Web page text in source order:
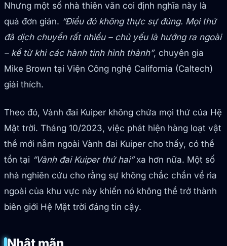
Nhưng một số nhà thiên văn coi định nghĩa này là
quá đơn giản. “Điều đó không thực sự đúng. Mọi thứ
đã dịch chuyển rất nhiều – chủ yếu là hướng ra ngoài
– kể từ khi các hành tinh hình thành”, chuyên gia
Mike Brown tại Viện Công nghệ California (Caltech)
giải thích.
Theo đó, Vành đai Kuiper không chứa mọi thứ của Hệ
Mặt trời. Tháng 10/2023, việc phát hiện hàng loạt vật
thể mới nằm ngoài Vành đai Kuiper cho thấy, có thể
tồn tại “Vành đai Kuiper thứ hai”xa hơn nữa. Một số
nhà nghiên cứu cho rằng sự không chắc chắn về rìa
ngoài của khu vực này khiến nó không thể trở thành
biên giới Hệ Mặt trời đáng tin cậy.